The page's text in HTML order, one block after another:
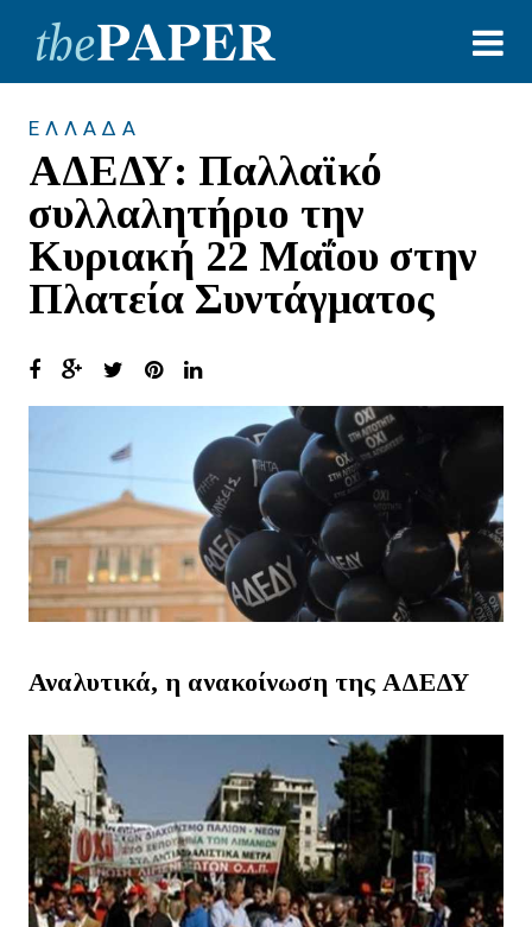
ΕΛΛΑΔΑ
ΑΔΕΔΥ: Παλλαϊκό
συλλαλητήριο την
Κυριακή 22 Μαΐου στην
Πλατεία Συντάγματος
Αναλυτικά, η ανακοίνωση της ΑΔΕΔΥ